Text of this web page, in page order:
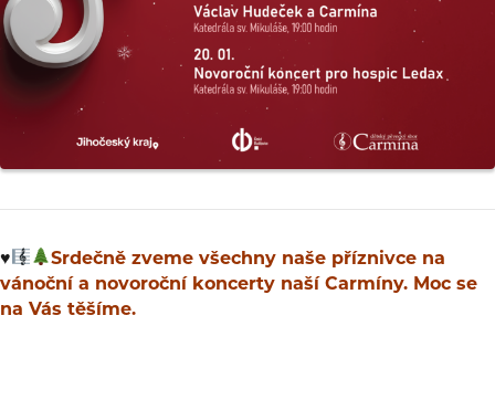
♥️
Srdečně zveme všechny naše příznivce na
vánoční a novoroční koncerty naší Carmíny. Moc se
na Vás těšíme.